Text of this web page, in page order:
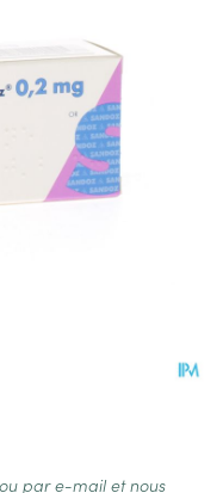
par e-mail et nous